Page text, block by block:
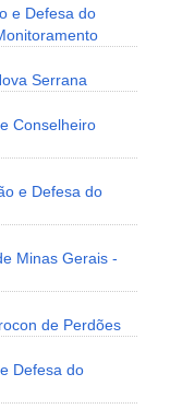
e Defesa do
Serrana
Conselheiro
e Defesa do
Minas Gerais -
de Perdões
Defesa do